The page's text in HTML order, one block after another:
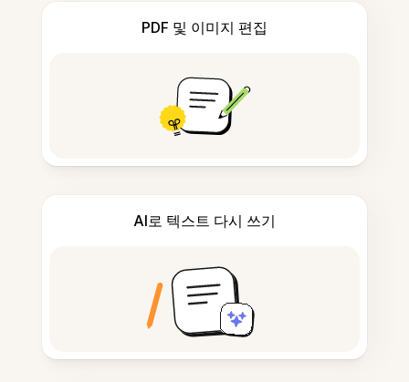
PDF 및 이미지 편집
AI로 텍스트 다시 쓰기